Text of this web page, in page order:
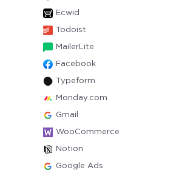
Ecwid
Todoist
MailerLite
Facebook
Typeform
Monday.com
Gmail
WooCommerce
Notion
Google Ads